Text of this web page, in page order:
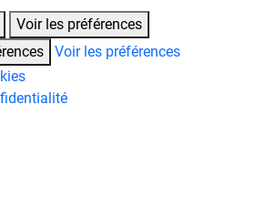
Voir les préférences
Voir les préférences